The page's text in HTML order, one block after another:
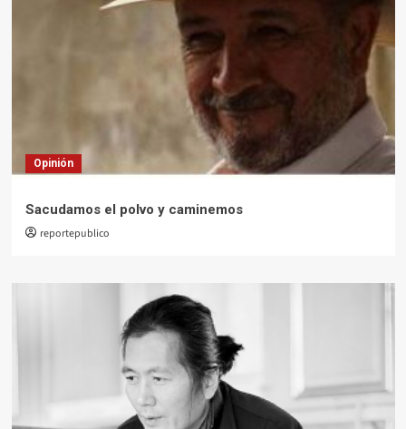
Opinión
Sacudamos el polvo y caminemos
reportepublico